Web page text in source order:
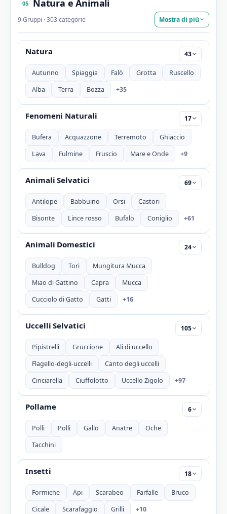
05 Natura e Animali
9 Gruppi · 303 categorie Mostra di più
Natura
Autunno Spiaggia Falò Grotta
Ruscello
Alba
Terra Bozza +35
43
Fenomeni Naturali
Bufera Acquazzone Terremoto
Ghiaccio
Lava
Fulmine Fruscio Mare e Onde +9
17
Animali Selvatici
Antilope Babbuino Orsi
Castori
Bisonte
Lince rosso Bufalo Coniglio +61
69
Animali Domestici
Bulldog Tori
Mungitura Mucca
Miao di Gattino
Capra
Mucca
Cucciolo di Gatto
Gatti +16
24
Uccelli Selvatici
Pipistrelli Gruccione
Ali di uccello
Flagello-degli-uccelli
Canto degli uccelli
Cinciarella
Ciuffolotto Uccello Zigolo +97
105
Pollame
Polli Polli Gallo Anatre
Oche
Tacchini
6
Insetti
Formiche Api Scarabeo Farfalle
Bruco
Cicale
Scarafaggio Grilli +10
18